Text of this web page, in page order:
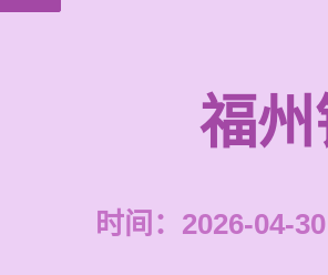
福
时间：2026-04-